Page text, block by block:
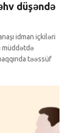
düşəndə
idman içkiləri
müddətdə
təəssüf